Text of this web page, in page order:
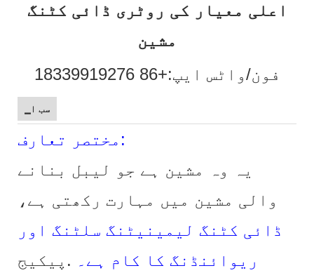
اعلی معیار کی روٹری ڈائی کٹنگ
مشین
فون/واٹس ایپ:+86 18339919276
▁سب ا
مختصر تعارف:
یہ وہ مشین ہے جو لیبل بنانے
والی مشین میں مہارت رکھتی ہے،
ڈائی کٹنگ لیمینیٹنگ سلٹنگ اور
ریوائنڈنگ کا کام ہے۔ .پیکیج